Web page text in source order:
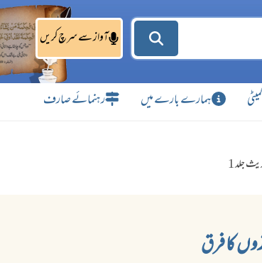
آواز سے سرچ کریں
ہمارے بارے میں رہنمائے صارف
جلد 1